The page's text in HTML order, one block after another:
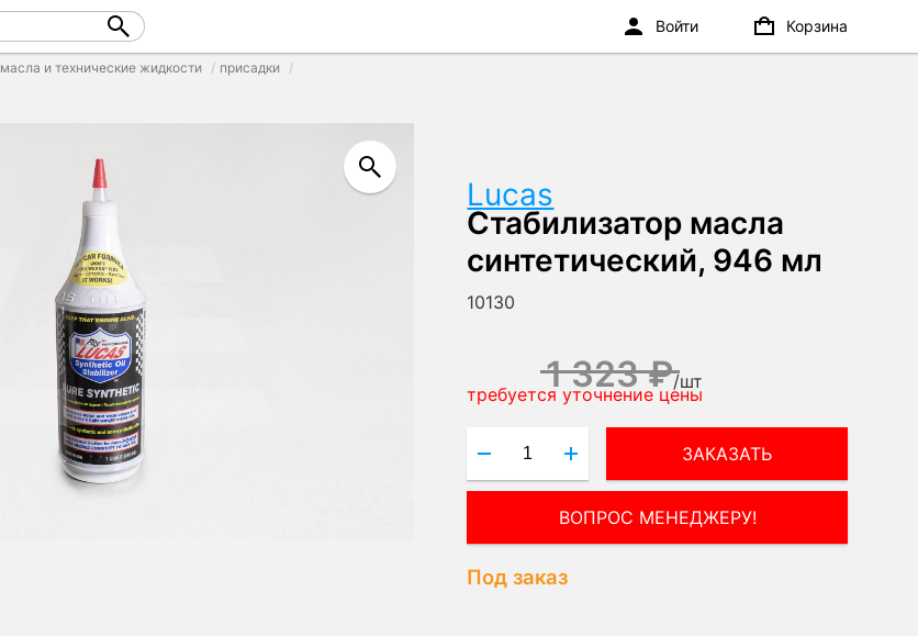
масла и технические жидкости присадки
Lucas
Стабилизатор масла
синтетический, 946 мл
10130
1 323 ₽/шт
требуется уточнение цены
ЗАКАЗАТЬ
ВОПРОС МЕНЕДЖЕРУ!
Под заказ
Войти Корзина